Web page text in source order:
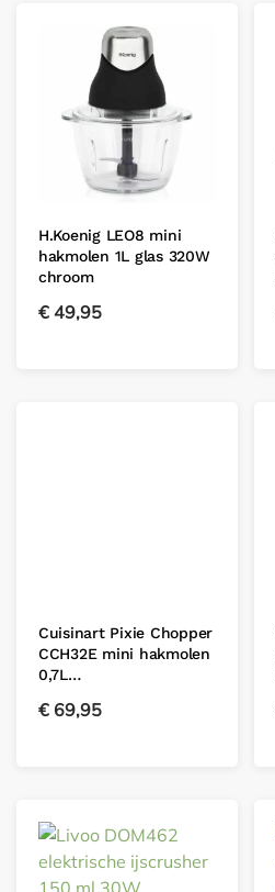
H.Koenig LEO8 mini
hakmolen 1L glas 320W
chroom
€ 49,95
Cuisinart Pixie Chopper
CCH32E mini hakmolen
0,7L…
€ 69,95